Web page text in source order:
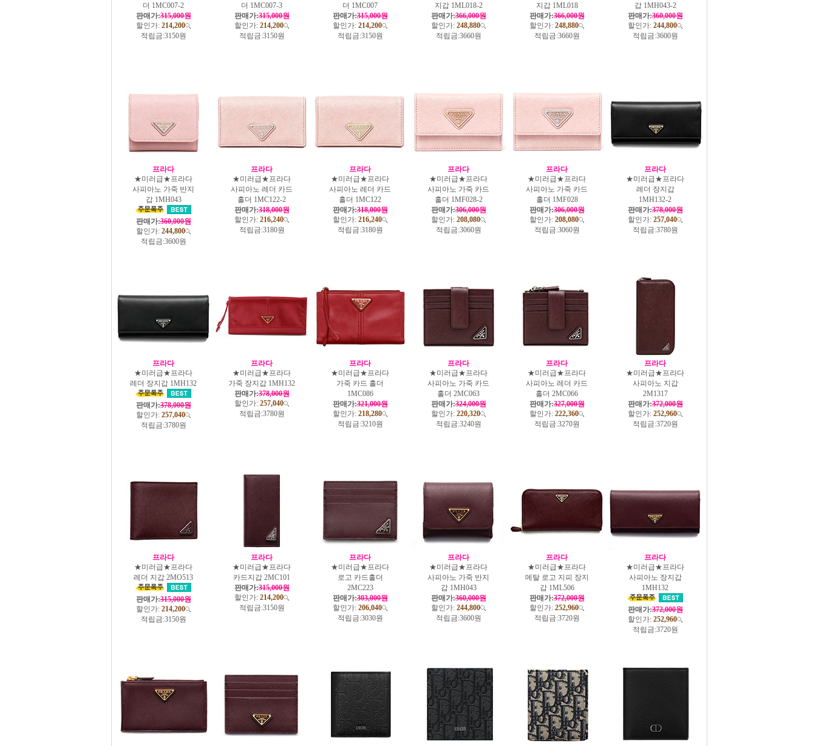
더 1MC007-2
판매가:315,000원
할인가: 214,200
적립금:3150원
더 1MC007-3
판매가:315,000원
할인가: 214,200
적립금:3150원
더 1MC007
판매가:315,000원
할인가: 214,200
적립금:3150원
지갑 1ML018-2
판매가:366,000원
할인가: 248,880
적립금:3660원
지갑 1ML018
판매가:366,000원
할인가: 248,880
적립금:3660원
갑 1MH043-2
판매가:360,000원
할인가: 244,800
적립금:3600원
프라다
★미러급★프라다
사피아노 가죽 반지
갑 1MH043
판매가:360,000원
할인가: 244,800
적립금:3600원
프라다
★미러급★프라다
사피아노 레더 카드
홀더 1MC122-2
판매가:318,000원
할인가: 216,240
적립금:3180원
프라다
★미러급★프라다
사피아노 레더 카드
홀더 1MC122
판매가:318,000원
할인가: 216,240
적립금:3180원
프라다
★미러급★프라다
사피아노 가죽 카드
홀더 1MF028-2
판매가:306,000원
할인가: 208,080
적립금:3060원
프라다
★미러급★프라다
사피아노 가죽 카드
홀더 1MF028
판매가:306,000원
할인가: 208,080
적립금:3060원
프라다
★미러급★프라다
레더 장지갑
1MH132-2
판매가:378,000원
할인가: 257,040
적립금:3780원
프라다
★미러급★프라다
레더 장지갑 1MH132
판매가:378,000원
할인가: 257,040
적립금:3780원
프라다
★미러급★프라다
가죽 장지갑 1MH132
판매가:378,000원
할인가: 257,040
적립금:3780원
프라다
★미러급★프라다
가죽 카드 홀더
1MC086
판매가:321,000원
할인가: 218,280
적립금:3210원
프라다
★미러급★프라다
사피아노 가죽 카드
홀더 2MC063
판매가:324,000원
할인가: 220,320
적립금:3240원
프라다
★미러급★프라다
사피아노 레더 카드
홀더 2MC066
판매가:327,000원
할인가: 222,360
적립금:3270원
프라다
★미러급★프라다
사피아노 지갑
2M1317
판매가:372,000원
할인가: 252,960
적립금:3720원
프라다
★미러급★프라다
레더 지갑 2MO513
판매가:315,000원
할인가: 214,200
적립금:3150원
프라다
★미러급★프라다
카드지갑 2MC101
판매가:315,000원
할인가: 214,200
적립금:3150원
프라다
★미러급★프라다
로고 카드홀더
2MC223
판매가:303,000원
할인가: 206,040
적립금:3030원
프라다
★미러급★프라다
사피아노 가죽 반지
갑 1MH043
판매가:360,000원
할인가: 244,800
적립금:3600원
프라다
★미러급★프라다
메탈 로고 지피 장지
갑 1ML506
판매가:372,000원
할인가: 252,960
적립금:3720원
프라다
★미러급★프라다
사피아노 장지갑
1MH132
판매가:372,000원
할인가: 252,960
적립금:3720원